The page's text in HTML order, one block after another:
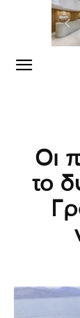
Οι
το